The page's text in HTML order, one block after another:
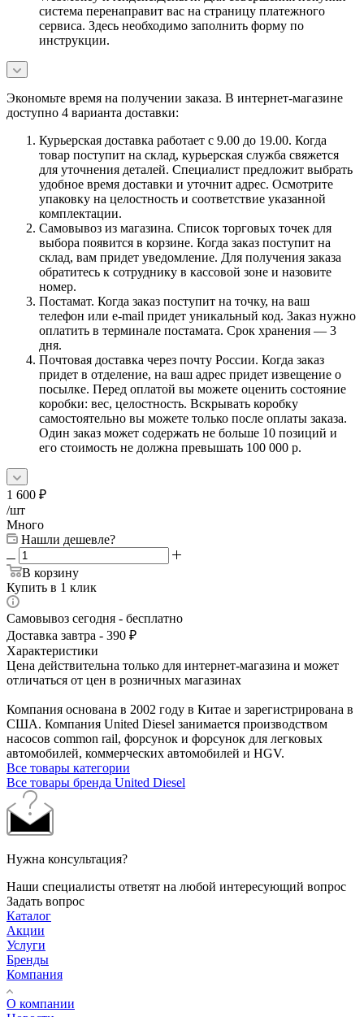
система перенаправит вас на страницу платежного
сервиса. Здесь необходимо заполнить форму по
инструкции.
Экономьте время на получении заказа. В интернет-магазине
доступно 4 варианта доставки:
Курьерская доставка работает с 9.00 до 19.00. Когда
товар поступит на склад, курьерская служба свяжется
для уточнения деталей. Специалист предложит выбрать
удобное время доставки и уточнит адрес. Осмотрите
упаковку на целостность и соответствие указанной
комплектации.
Самовывоз из магазина. Список торговых точек для
выбора появится в корзине. Когда заказ поступит на
склад, вам придет уведомление. Для получения заказа
обратитесь к сотруднику в кассовой зоне и назовите
номер.
Постамат. Когда заказ поступит на точку, на ваш
телефон или e-mail придет уникальный код. Заказ нужно
оплатить в терминале постамата. Срок хранения — 3
дня.
Почтовая доставка через почту России. Когда заказ
придет в отделение, на ваш адрес придет извещение о
посылке. Перед оплатой вы можете оценить состояние
коробки: вес, целостность. Вскрывать коробку
самостоятельно вы можете только после оплаты заказа.
Один заказ может содержать не больше 10 позиций и
его стоимость не должна превышать 100 000 р.
1 600 ₽
/шт
Много
Нашли дешевле?
В корзину
Купить в 1 клик
Самовывоз сегодня - бесплатно
Доставка завтра - 390 ₽
Характеристики
Цена действительна только для интернет-магазина и может
отличаться от цен в розничных магазинах
Компания основана в 2002 году в Китае и зарегистрирована в
США. Компания United Diesel занимается производством
насосов common rail, форсунок и форсунок для легковых
автомобилей, коммерческих автомобилей и HGV.
Все товары категории
Все товары бренда United Diesel
Нужна консультация?
Наши специалисты ответят на любой интересующий вопрос
Задать вопрос
Каталог
Акции
Услуги
Бренды
Компания
О компании